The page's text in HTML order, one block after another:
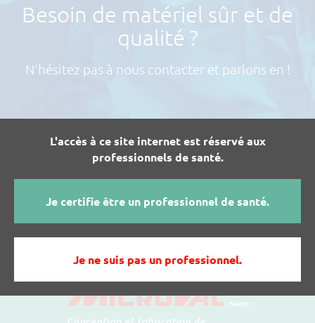
L'accès à ce site internet est réservé aux
professionnels de santé.
Je certifie être un professionnel de santé.
Je ne suis pas un professionnel.
Besoin de matériel sûr et de
qualité ?
N'hésitez pas à nous contacter et parlons en !
JE SOUHAITE PLUS D'INFOS SUR LES